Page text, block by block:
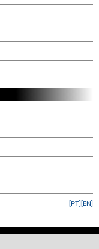
[EN]
[PT]